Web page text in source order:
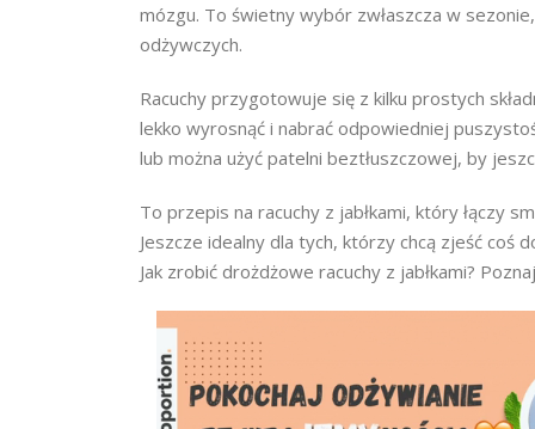
mózgu. To świetny wybór zwłaszcza w
odżywczych.
Racuchy przygotowuje się z kilku prostych
lekko wyrosnąć i nabrać odpowiedniej
lub można użyć patelni beztłuszczowej, by
To przepis na racuchy z jabłkami, który łączy
Jeszcze idealny dla tych, którzy chcą zjeść coś
Jak zrobić drożdżowe racuchy z jabłkami?